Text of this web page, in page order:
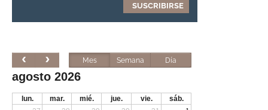
Mes Semana Día
agosto 2026
lun. mar. mié. jue. vie.
sáb.